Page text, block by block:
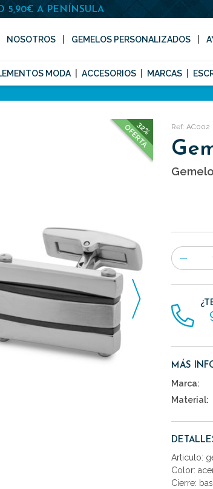
5,90€ A PENÍNSULA
NOSOTROS GEMELOS PERSONALIZADOS
MODA ACCESORIOS MARCAS
32%
OFERTA Ref: AC002
Número
de
artículos
MÁS
Marca:
Material:
Articulo:
Color:
Cierre: